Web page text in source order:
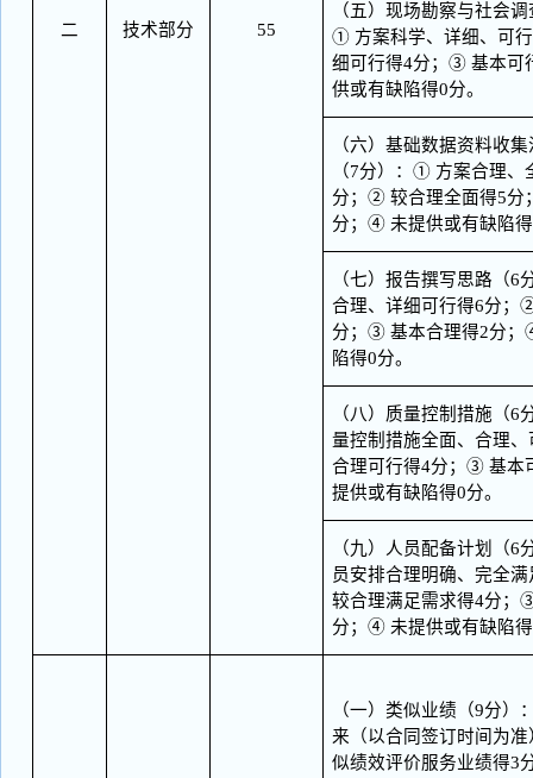
二 技术部分 55
（五）现场勘察与社会
① 方案科学、详细、可
细可行得4分；③ 基本可
供或有缺陷得0分。
（六）基础数据资料收
（7分）：① 方案合理、
分；② 较合理全面得5分
分；④ 未提供或有缺陷
（七）报告撰写思路（6
合理、详细可行得6分；
分；③ 基本合理得2分；
陷得0分。
（八）质量控制措施（6
量控制措施全面、合理
合理可行得4分；③ 基本
提供或有缺陷得0分。
（九）人员配备计划（6
员安排合理明确、完全
较合理满足需求得4分；
分；④ 未提供或有缺陷
（一）类似业绩（9分）
来（以合同签订时间为
似绩效评价服务业绩得3